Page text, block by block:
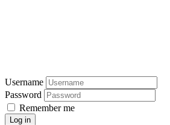
Username
Password
Remember me
Log in